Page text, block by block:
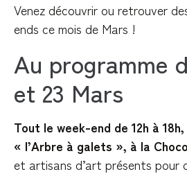
Venez découvrir ou retrouver
ends ce mois de Mars !
Au programme
et 23 Mars
Tout le week-end de 12h à
« l’Arbre à galets », à la
et artisans d’art présents pour